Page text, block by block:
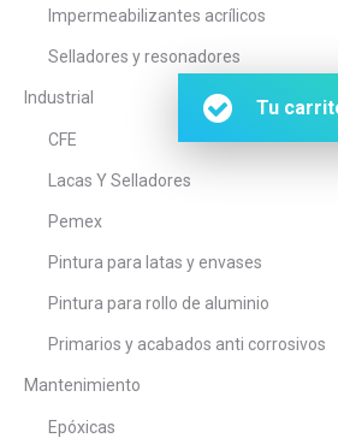
Tu
Impermeabilizantes acrílicos
Selladores y resonadores
Industrial
CFE
Lacas Y Selladores
Pemex
Pintura para latas y envases
Pintura para rollo de aluminio
Primarios y acabados anti corrosivos
Mantenimiento
Epóxicas